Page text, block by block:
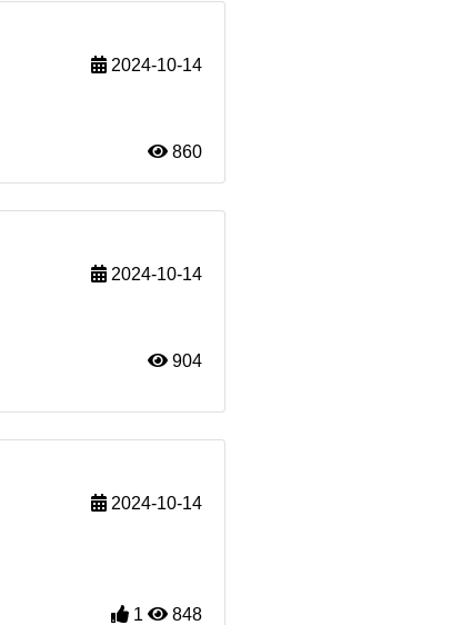
2024-10-14
860
2024-10-14
904
2024-10-14
1 848